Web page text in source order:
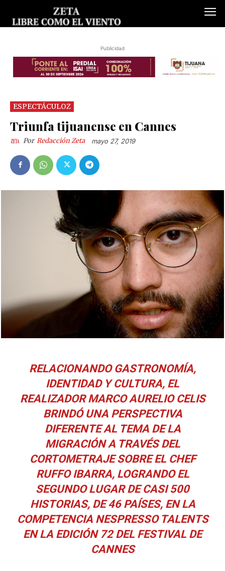
Publicidad
ESPECTÁCULOZ
Triunfa tijuanense en Cannes
Por Redacción Zeta mayo 27, 2019
RELACIONANDO GASTRONOMÍA,
IDENTIDAD Y CULTURA, EL
REALIZADOR MARCO AURELIO CELIS
BRINDÓ UNA PERSPECTIVA
DIFERENTE AL TEMA DE LA
MIGRACIÓN A TRAVÉS DEL
CORTOMETRAJE SOBRE EL CHEF
RUFFO IBARRA, LOGRANDO EL
SEGUNDO LUGAR DE CASI 500
HISTORIAS, DE 46 PAÍSES, EN LA
COMPETENCIA NESPRESSO TALENTS
EN LA EDICIÓN 72 DEL FESTIVAL DE
CANNES